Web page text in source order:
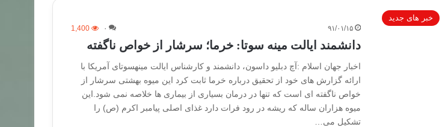
خبر های جدید
۹۱/۰۱/۱۵ ۰ 1,400
دانشمند ایالت مینه سوتا: خرما؛ سرشار از خواص ناگفته
اخبار جهان اسلام :آچ دبلیو داسون، دانشمند و کارشناس ایالت مینهسوتای آمریکا با
ارائه گزارش های خود از تحقیق درباره خرما ثابت کرد این میوه بهشتی سرشار از
خواص ناگفته ای است که تنها در درمان بسیاری از بیماری ها خلاصه نمی شود.این
میوه هزاران ساله که ریشه در رود فرات دارد غذای اصلی پیامبر اکرم (ص) را
تشکیل می…